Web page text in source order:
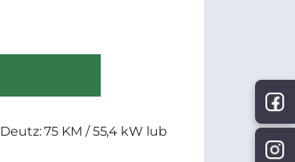
75 KM / 55,4 kW lub